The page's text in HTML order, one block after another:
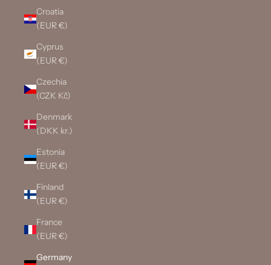
Croatia
(EUR €)
Cyprus
(EUR €)
Czechia
(CZK Kč)
Denmark
(DKK kr.)
Estonia
(EUR €)
Finland
(EUR €)
France
(EUR €)
Germany